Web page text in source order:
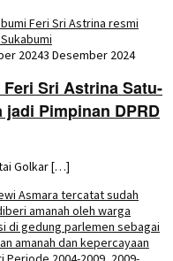
20243 Desember 2024
Sri Astrina Satu-
Pimpinan DPRD
Golkar […]